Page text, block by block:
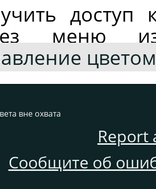
меню
цветом
вне охвата
Report
Сообщите об